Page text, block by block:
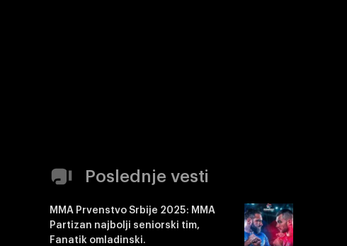
Poslednje vesti
MMA Prvenstvo Srbije 2025: MMA
Partizan najbolji seniorski tim,
Fanatik omladinski.